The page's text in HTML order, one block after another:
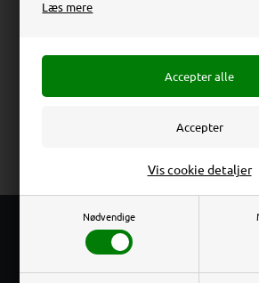
Læs mere
Nødvendige
Vis cookie detaljer
Anmeldelser
Menuholder produceret i transparent
Erhverv
Priser ekskl. moms Priser